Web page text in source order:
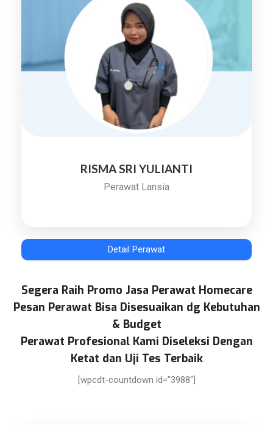
RISMA SRI YULIANTI
Perawat Lansia
Detail Perawat
Segera Raih Promo Jasa Perawat Homecare
Pesan Perawat Bisa Disesuaikan dg Kebutuhan
& Budget
Perawat Profesional Kami Diseleksi Dengan
Ketat dan Uji Tes Terbaik
[wpcdt-countdown id=”3988″]